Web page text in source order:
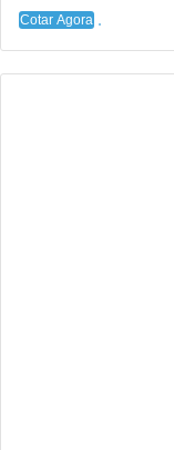
Cotar Agora